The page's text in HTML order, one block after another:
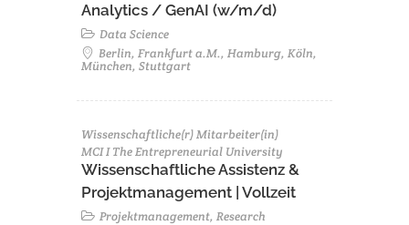
Analytics / GenAI (w/m/d)
Data Science
Berlin, Frankfurt a.M., Hamburg, Köln,
München, Stuttgart
Wissenschaftliche(r) Mitarbeiter(in)
MCI I The Entrepreneurial University
Wissenschaftliche Assistenz &
Projektmanagement | Vollzeit
Projektmanagement, Research